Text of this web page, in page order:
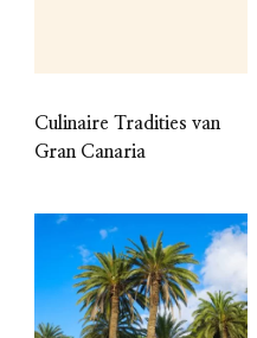
Culinaire Tradities van
Gran Canaria